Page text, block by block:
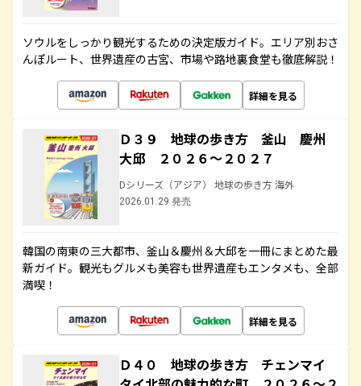
ソウルをしっかり観光するための決定版ガイド。エリア別おさ
んぽルート、世界遺産の古宮、市場や路地裏食堂も徹底解説！
詳細を見る
Ｄ３９ 地球の歩き方 釜山 慶州
大邱 ２０２６～２０２７
Dシリーズ（アジア） 地球の歩き方 海外
2026.01.29 発売
韓国の南東の三大都市、釜山＆慶州＆大邱を一冊にまとめた最
新ガイド。観光もグルメも美容も世界遺産もエンタメも、全部
満喫！
詳細を見る
Ｄ４０ 地球の歩き方 チェンマイ